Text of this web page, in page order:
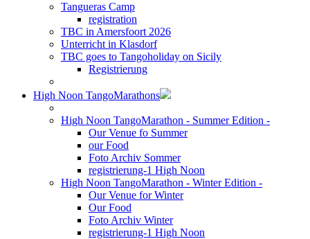
Tangueras Camp
registration
TBC in Amersfoort 2026
Unterricht in Klasdorf
TBC goes to Tangoholiday on Sicily
Registrierung
High Noon TangoMarathons
High Noon TangoMarathon - Summer Edition -
Our Venue fo Summer
our Food
Foto Archiv Sommer
registrierung-1 High Noon
High Noon TangoMarathon - Winter Edition -
Our Venue for Winter
Our Food
Foto Archiv Winter
registrierung-1 High Noon